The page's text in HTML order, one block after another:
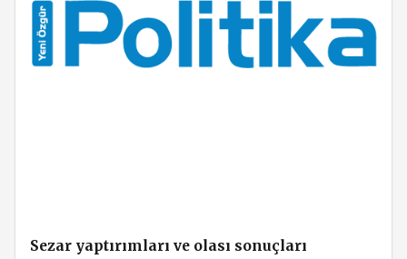
Sezar yaptırımları ve olası sonuçları